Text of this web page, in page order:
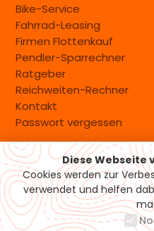
Bike-Service
Fahrrad-Leasing
Firmen Flottenkauf
Pendler-Sparrechner
Ratgeber
Reichweiten-Rechner
Kontakt
Passwort vergessen
Versand & Zahlung
Diese Webseite
Cookies werden zur
verwendet und helfen